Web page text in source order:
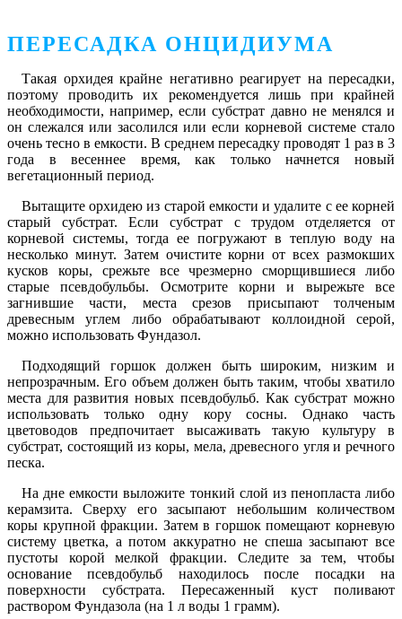
ПЕРЕСАДКА ОНЦИДИУМА
Такая орхидея крайне негативно реагирует на пересадки,
поэтому проводить их рекомендуется лишь при крайней
необходимости, например, если субстрат давно не менялся и
он слежался или засолился или если корневой системе стало
очень тесно в емкости. В среднем пересадку проводят 1 раз в 3
года в весеннее время, как только начнется новый
вегетационный период.
Вытащите орхидею из старой емкости и удалите с ее корней
старый субстрат. Если субстрат с трудом отделяется от
корневой системы, тогда ее погружают в теплую воду на
несколько минут. Затем очистите корни от всех размокших
кусков коры, срежьте все чрезмерно сморщившиеся либо
старые псевдобульбы. Осмотрите корни и вырежьте все
загнившие части, места срезов присыпают толченым
древесным углем либо обрабатывают коллоидной серой,
можно использовать Фундазол.
Подходящий горшок должен быть широким, низким и
непрозрачным. Его объем должен быть таким, чтобы хватило
места для развития новых псевдобульб. Как субстрат можно
использовать только одну кору сосны. Однако часть
цветоводов предпочитает высаживать такую культуру в
субстрат, состоящий из коры, мела, древесного угля и речного
песка.
На дне емкости выложите тонкий слой из пенопласта либо
керамзита. Сверху его засыпают небольшим количеством
коры крупной фракции. Затем в горшок помещают корневую
систему цветка, а потом аккуратно не спеша засыпают все
пустоты корой мелкой фракции. Следите за тем, чтобы
основание псевдобульб находилось после посадки на
поверхности субстрата. Пересаженный куст поливают
раствором Фундазола (на 1 л воды 1 грамм).